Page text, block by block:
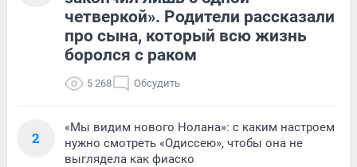
четверкой». Родители рассказали
про сына, который всю жизнь
боролся с раком
5 268 Обсудить
2
«Мы видим нового Нолана»: с каким настроем
нужно смотреть «Одиссею», чтобы она не
выглядела как фиаско